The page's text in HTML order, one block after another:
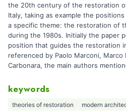
the 20th century of the restoration
Italy, taking as example the
a specific theme: the restoration of
during the 1980s. Initially the paper
position that guides the restoration
referenced by Paolo Marconi, Marco
Carbonara, the main authors
keywords
theories of restoration modern